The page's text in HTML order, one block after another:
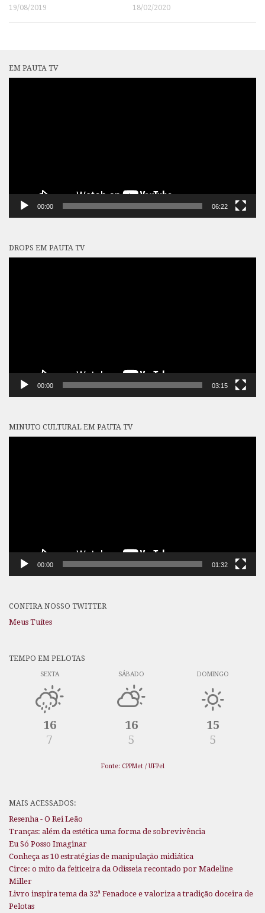
19/08/2019 18/02/2020
EM PAUTA TV
00:00 06:22
DROPS EM PAUTA TV
00:00 03:15
MINUTO CULTURAL EM PAUTA TV
00:00 01:32
CONFIRA NOSSO TWITTER
Meus Tuítes
TEMPO EM PELOTAS
SEXTA
16
7
SÁBADO
16
5
DOMINGO
15
5
Fonte: CPPMet / UFPel
MAIS ACESSADOS:
Resenha - O Rei Leão
Tranças: além da estética uma forma de sobrevivência
Eu Só Posso Imaginar
Conheça as 10 estratégias de manipulação midiática
Circe: o mito da feiticeira da Odisseia recontado por Madeline
Miller
Livro inspira tema da 32ª Fenadoce e valoriza a tradição doceira de
Pelotas